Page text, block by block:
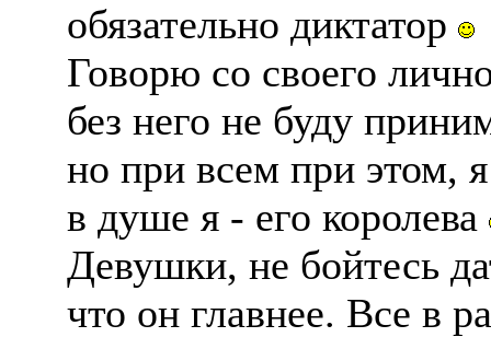
обязательно диктатор
Говорю со своего
без него не буду
но при всем при этом,
в душе я - его королева
Девушки, не бойтесь
что он главнее. Все в